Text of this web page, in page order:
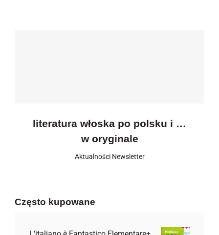
literatura włoska po polsku i …
w oryginale
Aktualności,Newsletter
Często kupowane